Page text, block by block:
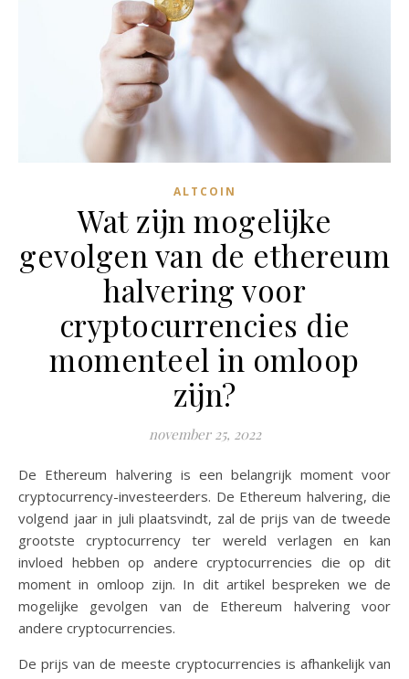
ALTCOIN
Wat zijn mogelijke
gevolgen van de ethereum
halvering voor
cryptocurrencies die
momenteel in omloop
zijn?
november 25, 2022
De Ethereum halvering is een belangrijk moment voor
cryptocurrency-investeerders. De Ethereum halvering, die
volgend jaar in juli plaatsvindt, zal de prijs van de tweede
grootste cryptocurrency ter wereld verlagen en kan
invloed hebben op andere cryptocurrencies die op dit
moment in omloop zijn. In dit artikel bespreken we de
mogelijke gevolgen van de Ethereum halvering voor
andere cryptocurrencies.
De prijs van de meeste cryptocurrencies is afhankelijk van